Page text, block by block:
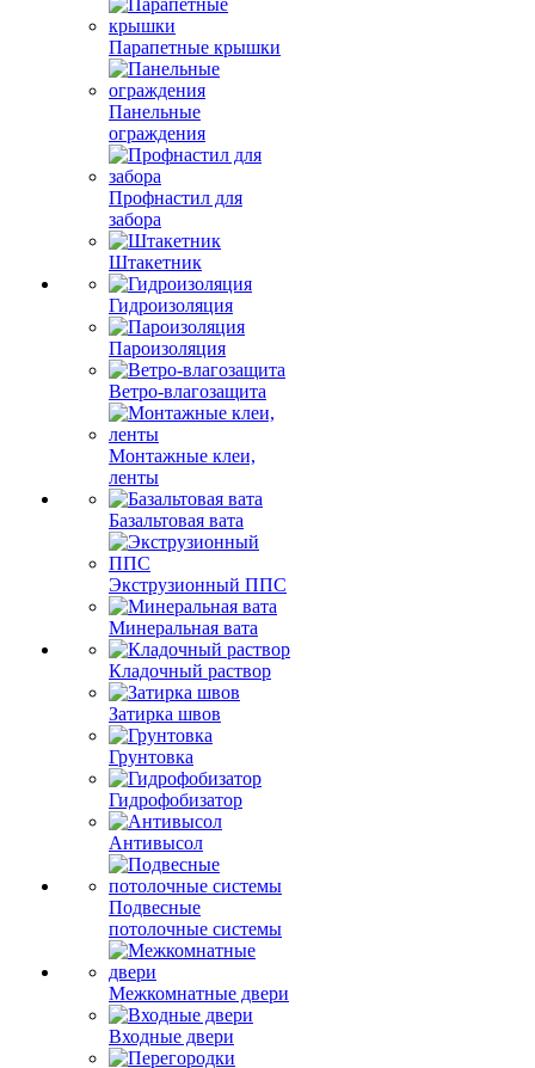
Парапетные крышки
Панельные
ограждения
Профнастил для
забора
Штакетник
Гидроизоляция
Пароизоляция
Ветро-влагозащита
Монтажные клеи,
ленты
Базальтовая вата
Экструзионный ППС
Минеральная вата
Кладочный раствор
Затирка швов
Грунтовка
Гидрофобизатор
Антивысол
Подвесные
потолочные системы
Межкомнатные двери
Входные двери